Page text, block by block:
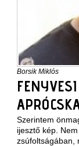
Borsik Miklós
Szerintem
ijesztő kép.
zsúfoltságában,